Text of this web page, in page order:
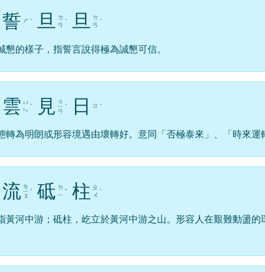
誓 ㄕ ˋ 旦 ㄉ
ㄢ ˋ 旦 ㄉ
ㄢ ˋ
懇的樣子，指誓言說得極為誠懇可信。
雲 ㄩ
ㄣ ˊ 見 ㄐ
ㄧ
ㄢ
ˋ 日 ㄖ ˋ
轉為明朗或形容境遇由壞轉好。意同「否極泰來」、「時來運
流 ㄌ
ㄧ
ㄡ
ˊ 砥 ㄉ
ㄧ ˇ 柱 ㄓ
ㄨ ˋ
黃河中游；砥柱，屹立於黃河中游之山。形容人在艱難動盪的